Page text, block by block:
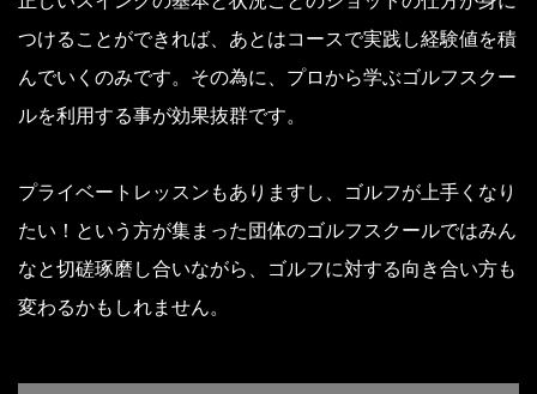
つけることができれば、あとはコースで実践し経験値を積
んでいくのみです。その為に、プロから学ぶゴルフスクー
ルを利用する事が効果抜群です。
プライベートレッスンもありますし、ゴルフが上手くなり
たい！という方が集まった団体のゴルフスクールではみん
なと切磋琢磨し合いながら、ゴルフに対する向き合い方も
変わるかもしれません。